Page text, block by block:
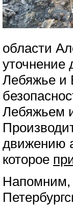
области
уточнение
Лебяжье и
Лебяжьем
движению
которое
Напомним,